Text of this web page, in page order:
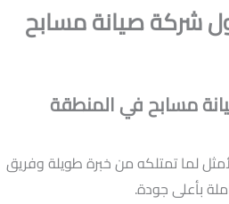
شركة صيانة مسابح
مسابح في المنطقة
لما تمتلكه من خبرة طويلة وفريق
بأعلى جودة.